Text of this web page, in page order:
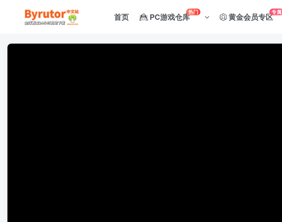
首页 PC游戏仓库热门 黄金会员专区专属